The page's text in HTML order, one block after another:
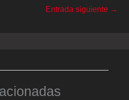
Entrada siguiente →